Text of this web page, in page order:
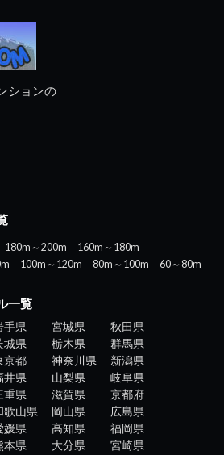
ションの
180m～200m
160m～180m
100m～120m 80m～100m
60～80m
一覧
手県 宮城県
秋田県
城県 栃木県
群馬県
京都 神奈川県
新潟県
井県 山梨県
岐阜県
重県 滋賀県
京都府
歌山県 岡山県
広島県
媛県 高知県
福岡県
本県 大分県 宮崎県